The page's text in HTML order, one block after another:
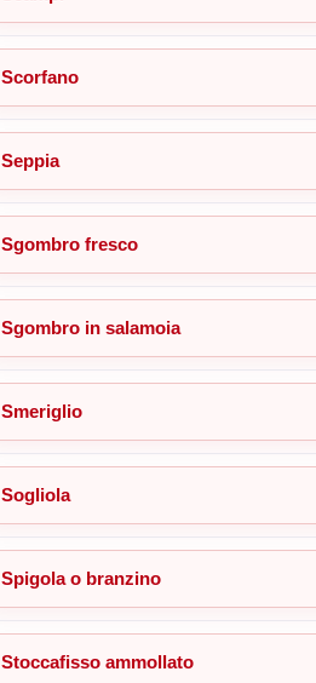
Scorfano
Seppia
Sgombro fresco
Sgombro in salamoia
Smeriglio
Sogliola
Spigola o branzino
Stoccafisso ammollato